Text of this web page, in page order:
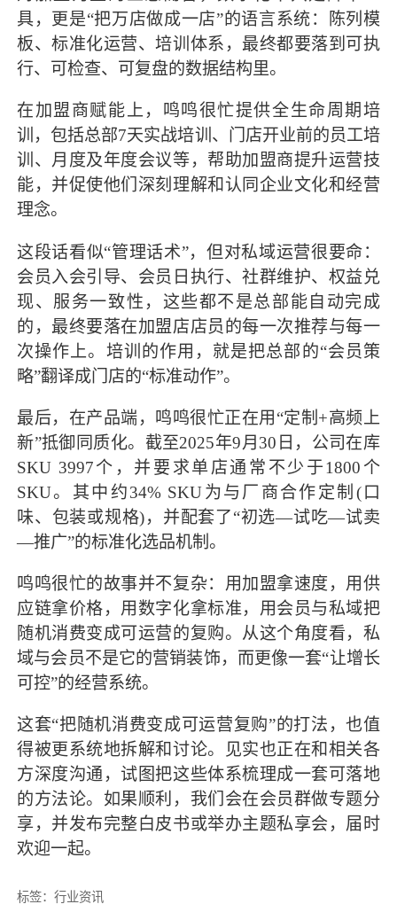
具，更是“把万店做成一店”的语言系统：陈列模
板、标准化运营、培训体系，最终都要落到可执
行、可检查、可复盘的数据结构里。
在加盟商赋能上，鸣鸣很忙提供全生命周期培
训，包括总部7天实战培训、门店开业前的员工培
训、月度及年度会议等，帮助加盟商提升运营技
能，并促使他们深刻理解和认同企业文化和经营
理念。
这段话看似“管理话术”，但对私域运营很要命：
会员入会引导、会员日执行、社群维护、权益兑
现、服务一致性，这些都不是总部能自动完成
的，最终要落在加盟店店员的每一次推荐与每一
次操作上。培训的作用，就是把总部的“会员策
略”翻译成门店的“标准动作”。
最后，在产品端，鸣鸣很忙正在用“定制+高频上
新”抵御同质化。截至2025年9月30日，公司在库
SKU 3997个，并要求单店通常不少于1800个
SKU。其中约34% SKU为与厂商合作定制(口
味、包装或规格)，并配套了“初选—试吃—试卖
—推广”的标准化选品机制。
鸣鸣很忙的故事并不复杂：用加盟拿速度，用供
应链拿价格，用数字化拿标准，用会员与私域把
随机消费变成可运营的复购。从这个角度看，私
域与会员不是它的营销装饰，而更像一套“让增长
可控”的经营系统。
这套“把随机消费变成可运营复购”的打法，也值
得被更系统地拆解和讨论。见实也正在和相关各
方深度沟通，试图把这些体系梳理成一套可落地
的方法论。如果顺利，我们会在会员群做专题分
享，并发布完整白皮书或举办主题私享会，届时
欢迎一起。
标签：行业资讯